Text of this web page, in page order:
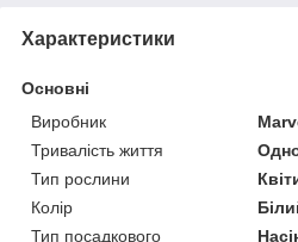
Характеристики
Основні
Виробник
Тривалість життя
Тип рослини
Колір
Тип посадкового